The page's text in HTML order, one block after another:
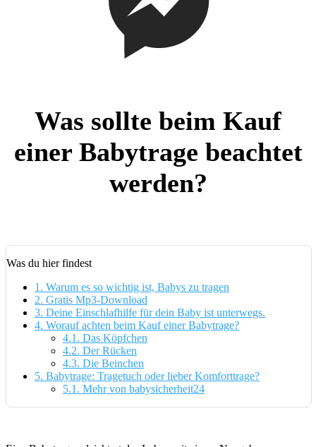
Was sollte beim Kauf
einer Babytrage beachtet
werden?
Was du hier findest
1. Warum es so wichtig ist, Babys zu tragen
2. Gratis Mp3-Download
3. Deine Einschlafhilfe für dein Baby ist unterwegs.
4. Worauf achten beim Kauf einer Babytrage?
4.1. Das Köpfchen
4.2. Der Rücken
4.3. Die Beinchen
5. Babytrage: Tragetuch oder lieber Komforttrage?
5.1. Mehr von babysicherheit24